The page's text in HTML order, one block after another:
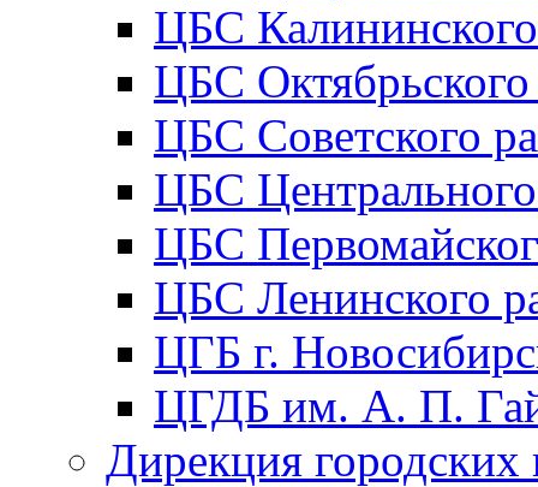
ЦБС
ЦБС
ЦБС Советского
ЦБС
ЦБС
ЦБС Ленинского
ЦГБ г.
ЦГДБ им. А. П.
Дирекция городских